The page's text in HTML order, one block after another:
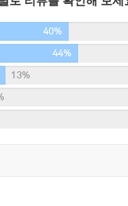
있지만, 한 꺼풀 벗
몸짓. 그것이 아니었
위로하고 오직, 살아가
는데, 제 자신이 자꾸
40%
44%
13%